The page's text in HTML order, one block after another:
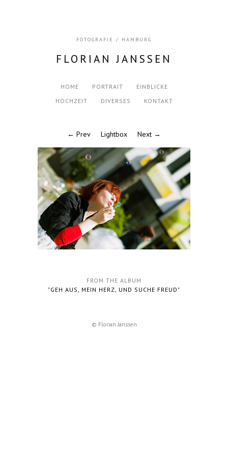
FOTOGRAFIE / HAMBURG
FLORIAN JANSSEN
HOME PORTRAIT
EINBLICKE
HOCHZEIT
DIVERSES KONTAKT
← Prev Lightbox Next →
FROM THE ALBUM
"GEH AUS, MEIN HERZ, UND SUCHE FREUD"
© Florian Janssen